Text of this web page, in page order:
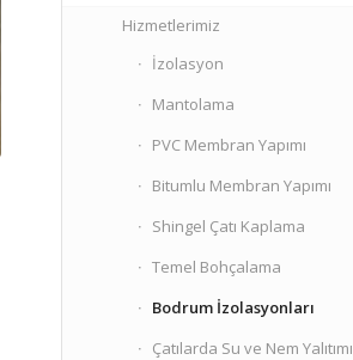
Hizmetlerimiz
İzolasyon
Mantolama
PVC Membran Yapımı
Bitumlu Membran Yapımı
Shingel Çatı Kaplama
Temel Bohçalama
Bodrum İzolasyonları
Çatılarda Su ve Nem Yalıtımı